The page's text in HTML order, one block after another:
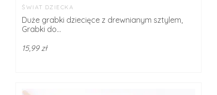
ŚWIAT DZIECKA
Duże grabki dziecięce z drewnianym sztylem,
Grabki do...
15,99 zł